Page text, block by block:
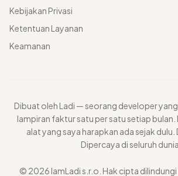
Kebijakan Privasi
Ketentuan Layanan
Keamanan
Dibuat oleh Ladi — seorang developer
lampiran faktur satu per satu setiap bulan.
alat yang saya harapkan ada sejak dulu.
Dipercaya di seluruh dunia.
© 2026 IamLadi s.r.o. Hak cipta